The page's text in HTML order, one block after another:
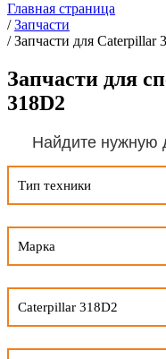
Главная страница
/Запчасти
/Запчасти для Caterpillar
Запчасти для
318D2
Найдите нужную
Тип техники
Марка
Caterpillar 318D2